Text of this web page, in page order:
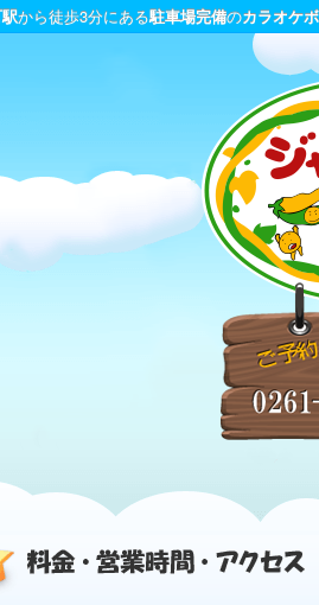
から徒歩3分にある駐車場完備のカラオケ